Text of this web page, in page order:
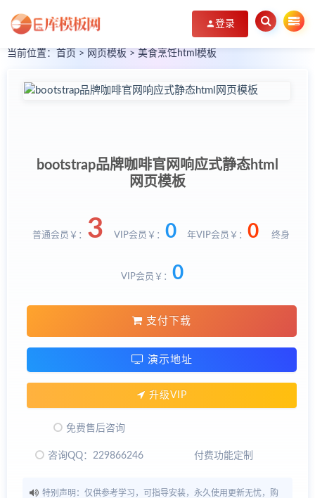
登录
当前位置： 首页 > 网页模板 > 美食烹饪html模板
bootstrap品牌咖啡官网响应式静态html
网页模板
普通会员￥： 3 VIP会员￥： 0 年VIP会员￥： 0 终身
VIP会员￥： 0
支付下载
演示地址
升级VIP
免费售后咨询
咨询QQ：229866246 付费功能定制
特别声明：仅供参考学习，可指导安装，永久使用更新无忧，购